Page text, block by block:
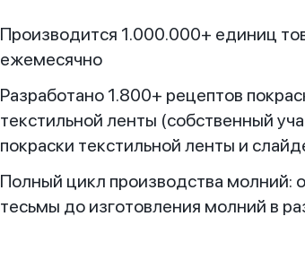
Производится 1.000.000+ единиц
ежемесячно
Разработано 1.800+ рецептов
текстильной ленты (собственный
покраски текстильной ленты и
Полный цикл производства молний:
тесьмы до изготовления молний в